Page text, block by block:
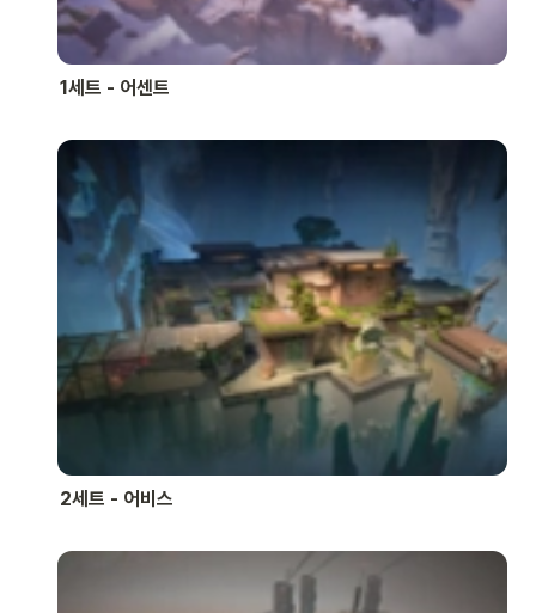
1세트 - 어센트
2세트 - 어비스